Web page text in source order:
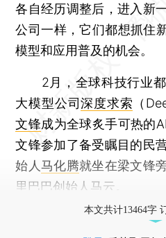
各自经历调整后，进入新
公司一样，它们都想抓住
模型和应用普及的机会。
2月，全球科技行业都
大模型公司深度求索 （
文锋成为全球炙手可热的
文锋参加了备受瞩目的民
始人马化腾就坐在梁文锋
里巴巴创始人 马云
本文共计13464字